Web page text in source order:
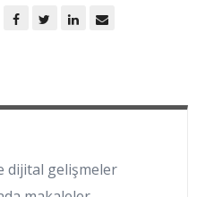
dijital gelişmeler